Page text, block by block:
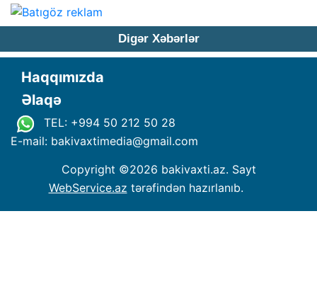
Digər Xəbərlər
Haqqımızda
Əlaqə
TEL: +994 50 212 50 28
E-mail: bakivaxtimedia@gmail.com
Copyright ©2026 bakivaxti.az. Sayt
WebService.az tərəfindən hazırlanıb.